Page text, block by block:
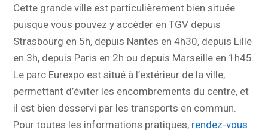
Cette grande ville est particulièrement bien située
puisque vous pouvez y accéder en TGV depuis
Strasbourg en 5h, depuis Nantes en 4h30, depuis Lille
en 3h, depuis Paris en 2h ou depuis Marseille en 1h45.
Le parc Eurexpo est situé à l’extérieur de la ville,
permettant d’éviter les encombrements du centre, et
il est bien desservi par les transports en commun.
Pour toutes les informations pratiques, rendez-vous